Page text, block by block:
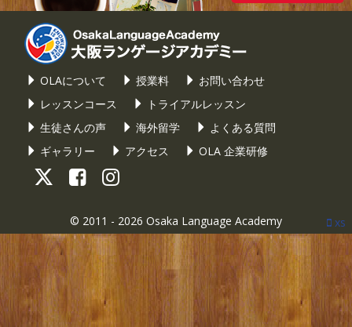
OLAについて 授業料
お問い合わせ
レッスンコース
トライアルレッスン
生徒さんの声
海外留学
よくある質問
ギャラリー
アクセス OLA 企業研修
xs
© 2011 - 2026 Osaka Language Academy